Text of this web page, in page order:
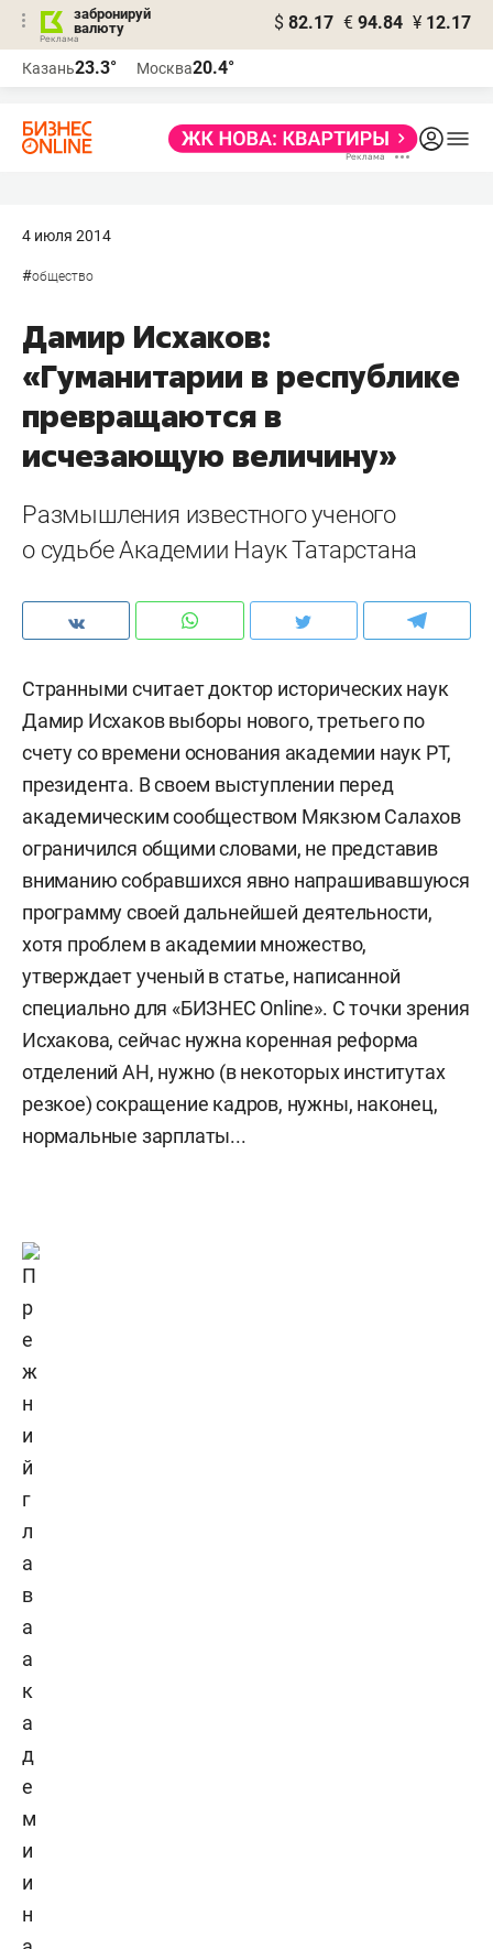
забронируй
валюту
$ 82.17 € 94.84 ¥ 12.17
Казань23.3° Москва20.4°
4 июля 2014
#общество
Дамир Исхаков:
«Гуманитарии в республике
превращаются в
исчезающую величину»
Размышления известного ученого
о судьбе Академии Наук Татарстана
Странными считает доктор исторических наук
Дамир Исхаков выборы нового, третьего по
счету со времени основания академии наук РТ,
президента. В своем выступлении перед
академическим сообществом Мякзюм Салахов
ограничился общими словами, не представив
вниманию собравшихся явно напрашивавшуюся
программу своей дальнейшей деятельности,
хотя проблем в академии множество,
утверждает ученый в статье, написанной
специально для «БИЗНЕС Online». C точки зрения
Исхакова, сейчас нужна коренная реформа
отделений АН, нужно (в некоторых институтах
резкое) сокращение кадров, нужны, наконец,
нормальные зарплаты...